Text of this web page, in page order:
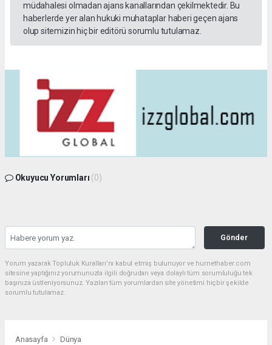
müdahalesi olmadan ajans kanallarından çekilmektedir. Bu
haberlerde yer alan hukuki muhataplar haberi geçen ajans
olup sitemizin hiç bir editörü sorumlu tutulamaz.
Okuyucu Yorumları (0)
Gönder
Yorum yazarak Topluluk Kuralları’nı kabul etmiş bulunuyor ve hurnethaber.com
sitesine yaptığınız yorumunuzla ilgili doğrudan veya dolaylı tüm sorumluluğu tek
başınıza üstleniyorsunuz. Yazılan tüm yorumlardan site yönetimi hiçbir şekilde
sorumlu tutulamaz.
Anasayfa Dünya